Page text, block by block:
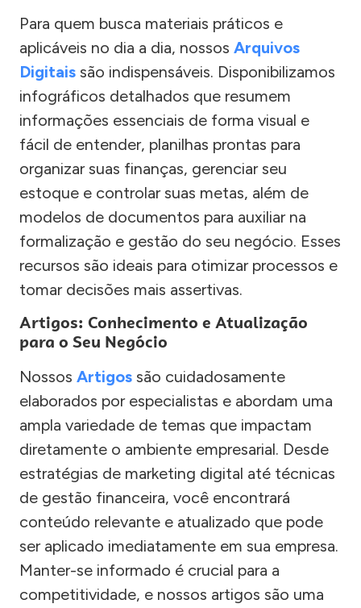
Para quem busca materiais práticos e
aplicáveis no dia a dia, nossos Arquivos
Digitais são indispensáveis. Disponibilizamos
infográficos detalhados que resumem
informações essenciais de forma visual e
fácil de entender, planilhas prontas para
organizar suas finanças, gerenciar seu
estoque e controlar suas metas, além de
modelos de documentos para auxiliar na
formalização e gestão do seu negócio. Esses
recursos são ideais para otimizar processos e
tomar decisões mais assertivas.
Artigos: Conhecimento e Atualização
para o Seu Negócio
Nossos Artigos são cuidadosamente
elaborados por especialistas e abordam uma
ampla variedade de temas que impactam
diretamente o ambiente empresarial. Desde
estratégias de marketing digital até técnicas
de gestão financeira, você encontrará
conteúdo relevante e atualizado que pode
ser aplicado imediatamente em sua empresa.
Manter-se informado é crucial para a
competitividade, e nossos artigos são uma